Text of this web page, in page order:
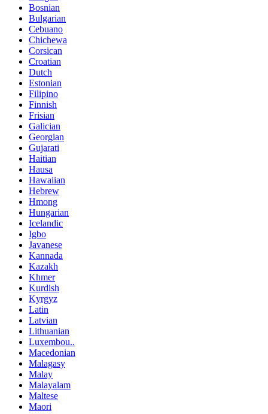
Bosnian
Bulgarian
Cebuano
Chichewa
Corsican
Croatian
Dutch
Estonian
Filipino
Finnish
Frisian
Galician
Georgian
Gujarati
Haitian
Hausa
Hawaiian
Hebrew
Hmong
Hungarian
Icelandic
Igbo
Javanese
Kannada
Kazakh
Khmer
Kurdish
Kyrgyz
Latin
Latvian
Lithuanian
Luxembou..
Macedonian
Malagasy
Malay
Malayalam
Maltese
Maori